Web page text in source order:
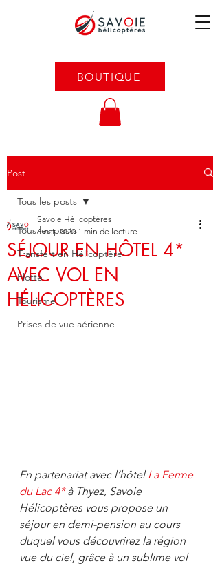
BOUTIQUE
Post
Tous les posts
Transfert en Hélicoptère
Flotte
Tourisme
Prises de vue aérienne
Tous les posts
SÉJOUR EN HÔTEL 4*
AVEC VOL EN
HÉLICOPTÈRES
Savoie Hélicoptères
6 oct. 2020 1 min de lecture
En partenariat avec l’hôtel La Ferme
du Lac 4* à Thyez, Savoie
Hélicoptères vous propose un
séjour en demi-pension au cours
duquel vous découvrirez la région
vue du ciel, grâce à un sublime vol